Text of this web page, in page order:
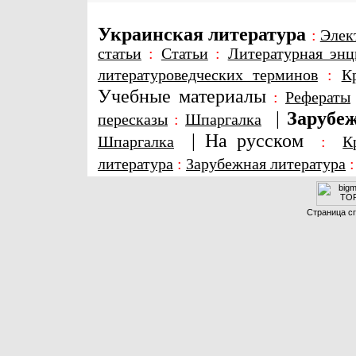
Украинская литература :
статьи : Статьи: Литературная
литературоведческих терминов:
Учебные материалы : Рефераты
пересказы : Шпаргалка |
Шпаргалка | На русском :
литература : Зарубежная литература
Страница